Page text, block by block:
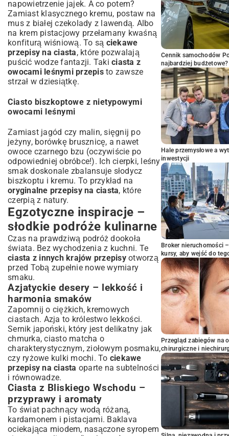
napowietrzenie jajek. A co potem?
Zamiast klasycznego kremu, postaw na
mus z białej czekolady z lawendą. Albo
na krem pistacjowy przełamany kwaśną
konfiturą wiśniową. To są ciekawe
przepisy na ciasta, które pozwalają
puścić wodze fantazji. Taki ciasta z
owocami leśnymi przepisto zawsze
strzał w dziesiątkę.
Ciasto biszkoptowe z nietypowymi
owocami leśnymi
Zamiast jagód czy malin, sięgnij po
jeżyny, borówkę brusznicę, a nawet
owoce czarnego bzu (oczywiście po
odpowiedniej obróbce!). Ich cierpki, leśny
smak doskonale zbalansuje słodycz
biszkoptu i kremu. To przykład na
oryginalne przepisy na ciasta, które
czerpią z natury.
Egzotyczne inspiracje –
słodkie podróże kulinarne
Czas na prawdziwą podróż dookoła
świata. Bez wychodzenia z kuchni. Te
ciasta z innych krajów przepisyotworzą
przed Tobą zupełnie nowe wymiary
smaku.
Azjatyckie desery – lekkość i
harmonia smaków
Zapomnij o ciężkich, kremowych
ciastach. Azja to królestwo lekkości.
Sernik japoński, który jest delikatny jak
chmurka, ciasto matcha o
charakterystycznym, ziołowym posmaku,
czy ryżowe kulki mochi. To ciekawe
przepisy na ciasta oparte na subtelności
i równowadze.
Ciasta z Bliskiego Wschodu –
przyprawy i aromaty
To świat pachnący wodą różaną,
kardamonem i pistacjami. Baklava
ociekająca miodem, nasączone syropem
Cennik samochodów
najbardziej budżetowe?
Hale przemysłowe a
inwestycji
Broker nieruchomości
kursy, aby wejść do
Przegląd zabiegów na
chirurgiczne i